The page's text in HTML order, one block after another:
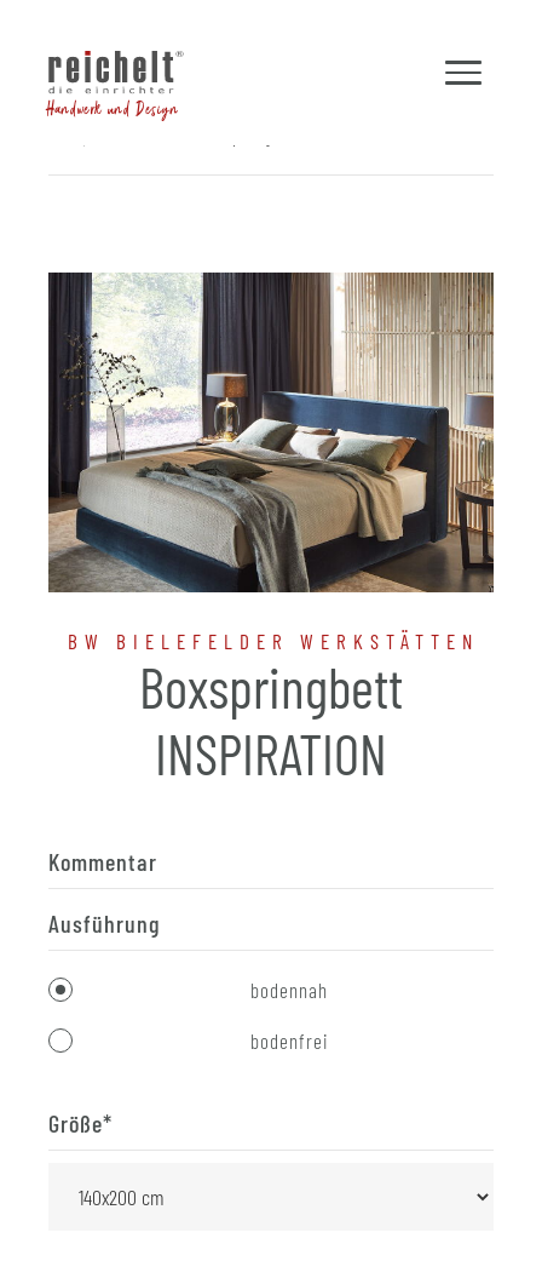
Handwerk und Design
BW BIELEFELDER WERKSTÄTTEN
Boxspringbett
INSPIRATION
Kommentar
Ausführung
bodennah
bodenfrei
Größe*